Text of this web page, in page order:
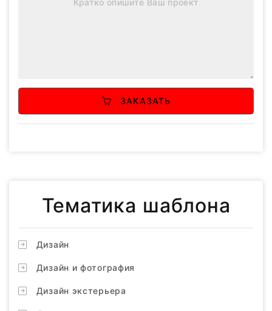
ЗАКАЗАТЬ
Тематика шаблона
Дизайн
Дизайн и фотография
Дизайн экстерьера